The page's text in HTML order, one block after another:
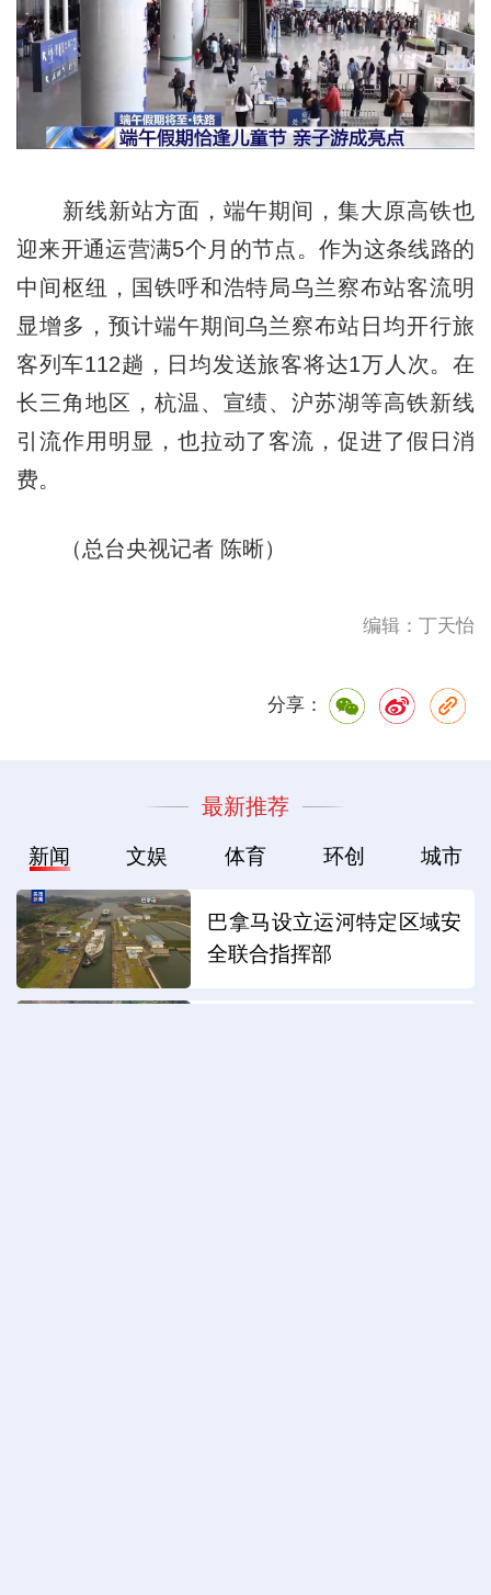
新线新站方面，端午期间，集大原高铁也
迎来开通运营满5个月的节点。作为这条线路的
中间枢纽，国铁呼和浩特局乌兰察布站客流明
显增多，预计端午期间乌兰察布站日均开行旅
客列车112趟，日均发送旅客将达1万人次。在
长三角地区，杭温、宣绩、沪苏湖等高铁新线
引流作用明显，也拉动了客流，促进了假日消
费。
（总台央视记者 陈晰）
编辑：丁天怡
分享：
最新推荐
新闻 文娱 体育 环创 城市
巴拿马设立运河特定区域安
全联合指挥部